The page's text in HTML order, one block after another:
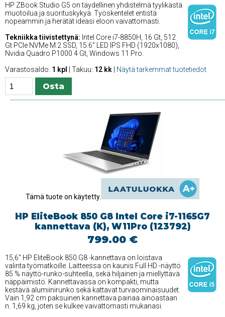
HP ZBook Studio G5 on täydellinen yhdistelmä tyylikästä
muotoilua ja suorituskykyä. Työskentelet entistä
nopeammin ja herätät ideasi eloon vaivattomasti.
Tekniikka tiivistettynä: Intel Core i7-8850H, 16 Gt, 512
Gt PCIe NVMe M.2 SSD, 15.6'' LED IPS FHD (1920x1080),
Nvidia Quadro P1000 4 Gt, Windows 11 Pro.
Varastosaldo: 1 kpl | Takuu: 12 kk Näytä tarkemmat tuotetiedot
Tämä tuote on käytetty.
HP EliteBook 850 G8 Intel Core i7-1165G7
kannettava (K), W11Pro (123792)
799.00 €
15,6'' HP EliteBook 850 G8 -kannettava on loistava
valinta työmatkoille. Laitteessa on kaunis Full HD -näyttö
85 % näyttö-runko-suhteella, sekä hiljainen ja miellyttävä
näppäimistö. Kannettavassa on kompakti, mutta
kestävä alumiinirunko sekä kattavat turvaominaisuudet.
Vain 1,92 cm paksuinen kannettava painaa ainoastaan
n. 1,69 kg, joten se kulkee vaivattomasti mukanasi.